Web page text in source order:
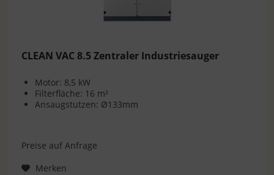
CLEAN VAC 8.5 Zentraler Industriesauger
Motor: 8,5 kW
Filterfläche: 16 m²
Ansaugstutzen: Ø133mm
Preise auf Anfrage
Merken